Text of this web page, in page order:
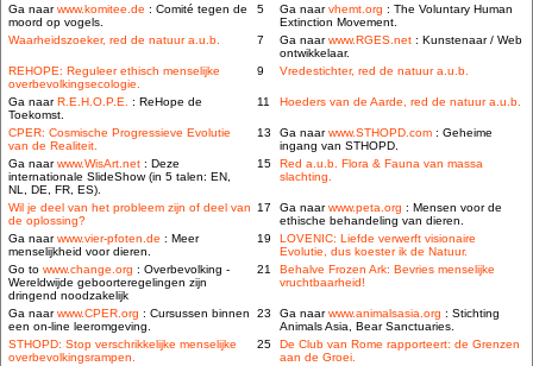
Ga naarwww.komitee.de : Comité tegen de
moord op vogels.
5 Ga naarvhemt.org : The Voluntary Human
Extinction Movement.
Waarheidszoeker, red de natuur a.u.b.
7 Ga naarwww.RGES.net : Kunstenaar / Web
ontwikkelaar.
REHOPE: Reguleer ethisch menselijke
overbevolkingsecologie.
9 Vredestichter, red de natuur a.u.b.
Ga naarR.E.H.O.P.E. : ReHope de
Toekomst.
11 Hoeders van de Aarde, red de natuur a.u.b.
CPER: Cosmische Progressieve Evolutie
van de Realiteit.
13 Ga naarwww.STHOPD.com : Geheime
ingang van STHOPD.
Ga naarwww.WisArt.net : Deze
internationale SlideShow (in 5 talen: EN,
NL, DE, FR, ES).
15
Red a.u.b. Flora & Fauna van massa
slachting.
Wil je deel van het probleem zijn of deel van
de oplossing?
17 Ga naarwww.peta.org : Mensen voor de
ethische behandeling van dieren.
Ga naarwww.vier-pfoten.de : Meer
menselijkheid voor dieren.
19
LOVENIC: Liefde verwerft visionaire
Evolutie, dus koester ik de Natuur.
Go to www.change.org : Overbevolking -
Wereldwijde geboorteregelingen zijn
dringend noodzakelijk
21
Behalve Frozen Ark: Bevries menselijke
vruchtbaarheid!
Ga naarwww.CPER.org : Cursussen binnen
een on-line leeromgeving.
23 Ga naarwww.animalsasia.org : Stichting
Animals Asia, Bear Sanctuaries.
STHOPD: Stop verschrikkelijke menselijke
overbevolkingsrampen.
25
De Club van Rome rapporteert: de Grenzen
aan de Groei.